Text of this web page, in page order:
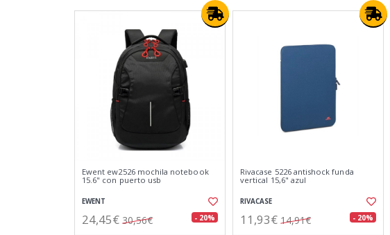
Ewent ew2526 mochila notebook
15.6" con puerto usb
EWENT
24,45€ 30,56€ - 20%
Rivacase 5226 antishock funda
vertical 15,6" azul
RIVACASE
11,93€ 14,91€ - 20%